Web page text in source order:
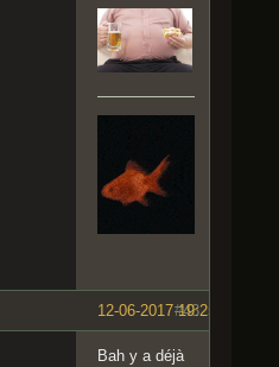
#43
12-06-2017 19:25:14
Bah y a déjà